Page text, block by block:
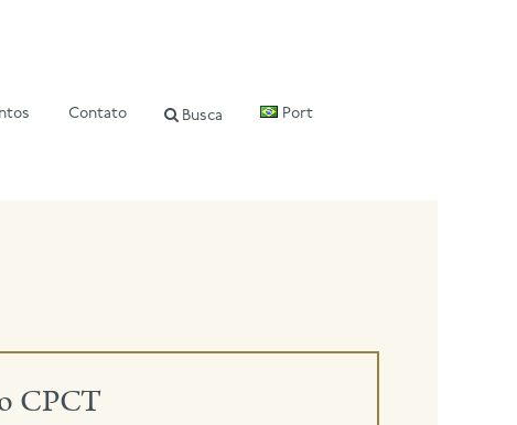
Contato Busca Port
CPCT